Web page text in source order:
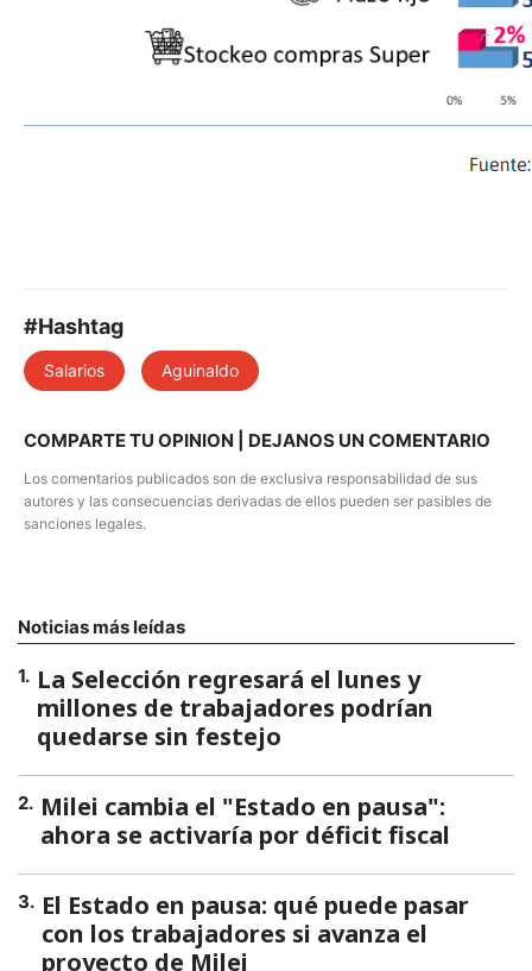
#Hashtag
Salarios Aguinaldo
COMPARTE TU OPINION | DEJANOS UN COMENTARIO
Los comentarios publicados son de exclusiva responsabilidad de sus
autores y las consecuencias derivadas de ellos pueden ser pasibles de
sanciones legales.
Noticias más leídas
1. La Selección regresará el lunes y
millones de trabajadores podrían
quedarse sin festejo
2. Milei cambia el "Estado en pausa":
ahora se activaría por déficit fiscal
3. El Estado en pausa: qué puede pasar
con los trabajadores si avanza el
proyecto de Milei